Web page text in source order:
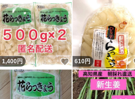
1,400円 いいね！
610円